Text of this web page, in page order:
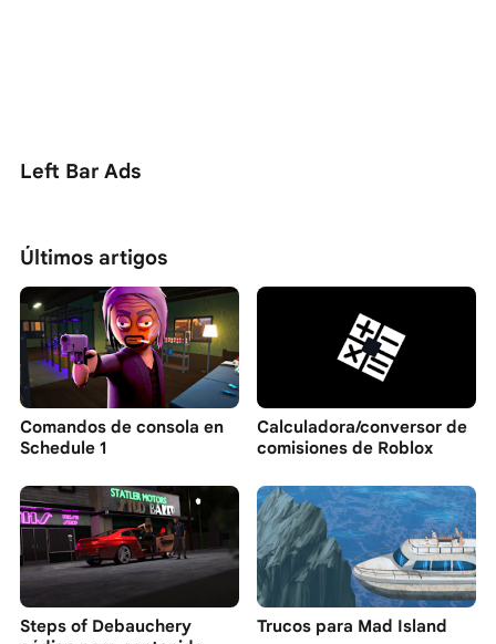
Left Bar Ads
Últimos artigos
Comandos de consola en
Schedule 1
Calculadora/conversor de
comisiones de Roblox
Steps of Debauchery
Trucos para Mad Island